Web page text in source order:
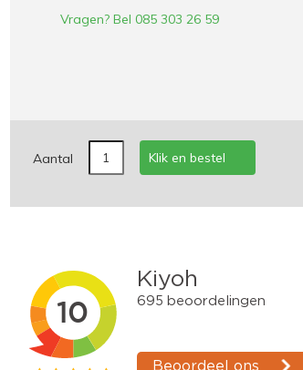
Vragen? Bel 085 303 26 59
Aantal Klik en bestel